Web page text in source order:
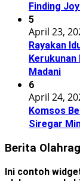
Finding
5
April 23,
Rayakan
Madani
6
April 24,
Komsos
Siregar
Berita
Ini contoh